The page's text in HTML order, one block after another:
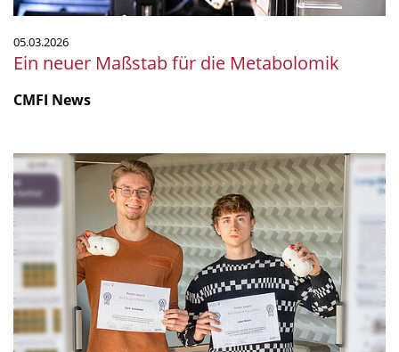
05.03.2026
Ein neuer Maßstab für die Metabolomik
CMFI News
Masteranden
erhalten
Preis
für
herausragende
Wissenschaftskommunikation